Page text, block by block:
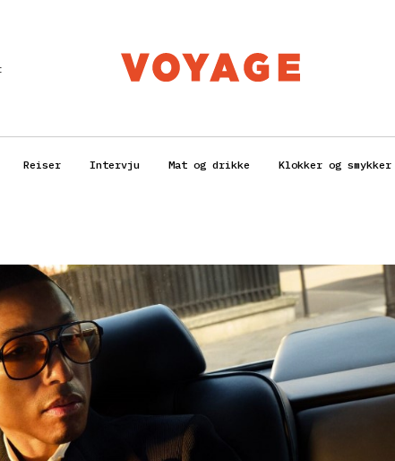
Reiser Intervju Mat og drikke Klokker og smykker